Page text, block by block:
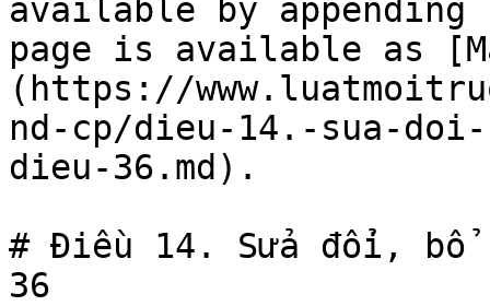
available by
page is available as
(https://
nd-cp/dieu-14.-sua-doi-
dieu-36.md).
# Điều 14. Sửa đổi, bổ
36